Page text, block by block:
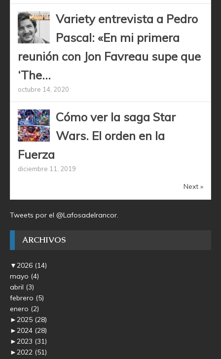
Variety entrevista a Pedro
Pascal: «En mi primera
reunión con Jon Favreau supe que
‘The...
octubre 14, 2020
Cómo ver la saga Star
Wars. El orden en la
Fuerza
diciembre 11, 2019
Next »
Tweets por el @Lafosadelrancor.
ARCHIVOS
▼2026 (14)
mayo (4)
abril (3)
febrero (5)
enero (2)
►2025 (28)
►2024 (28)
►2023 (31)
►2022 (51)